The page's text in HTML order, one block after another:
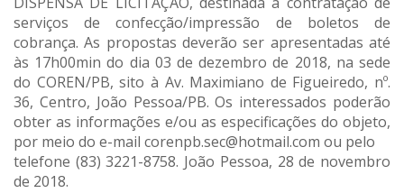
serviços de confecção/impressão de boletos de
cobrança. As propostas deverão ser apresentadas até
às 17h00min do dia 03 de dezembro de 2018, na sede
do COREN/PB, sito à Av. Maximiano de Figueiredo, nº.
36, Centro, João Pessoa/PB. Os interessados poderão
obter as informações e/ou as especificações do objeto,
por meio do e-mail corenpb.sec@hotmail.com ou pelo
telefone (83) 3221-8758. João Pessoa, 28 de novembro
de 2018.